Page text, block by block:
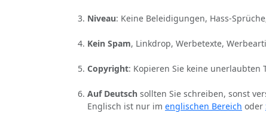
Niveau: Keine Beleidigungen, Hass-
Kein Spam, Linkdrop, Werbetexte,
Copyright: Kopieren Sie keine unerlaubten
Auf Deutsch sollten Sie schreiben, sonst
Englisch ist nur im englischen Bereich oder